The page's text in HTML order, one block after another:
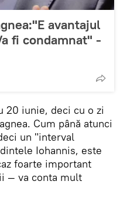
avantajul
fi condamnat" -
20 iunie, deci cu o zi
Cum până atunci
un "interval
Iohannis, este
foarte important
— va conta mult